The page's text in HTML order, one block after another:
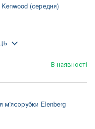
(середня)
В наявності
м'ясорубки Elenberg